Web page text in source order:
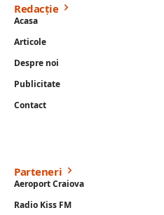
Redacție
Acasa
Articole
Despre noi
Publicitate
Contact
Parteneri
Aeroport Craiova
Radio Kiss FM